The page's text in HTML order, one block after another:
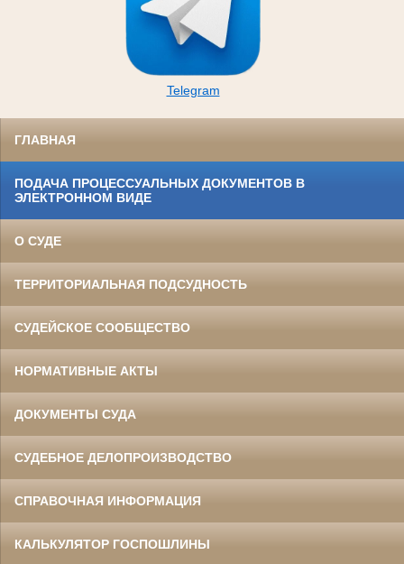
Telegram
ГЛАВНАЯ
ПОДАЧА ПРОЦЕССУАЛЬНЫХ ДОКУМЕНТОВ В
ЭЛЕКТРОННОМ ВИДЕ
О СУДЕ
ТЕРРИТОРИАЛЬНАЯ ПОДСУДНОСТЬ
СУДЕЙСКОЕ СООБЩЕСТВО
НОРМАТИВНЫЕ АКТЫ
ДОКУМЕНТЫ СУДА
СУДЕБНОЕ ДЕЛОПРОИЗВОДСТВО
СПРАВОЧНАЯ ИНФОРМАЦИЯ
КАЛЬКУЛЯТОР ГОСПОШЛИНЫ